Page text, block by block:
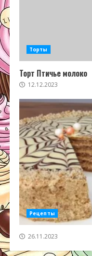
Торты
Торт Птичье молоко
12.12.2023
Рецепты
26.11.2023